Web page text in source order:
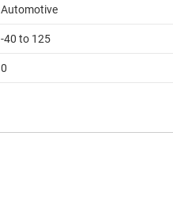
Automotive
-40 to 125
0